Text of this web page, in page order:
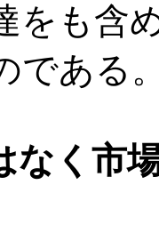
をも含
である
なく市